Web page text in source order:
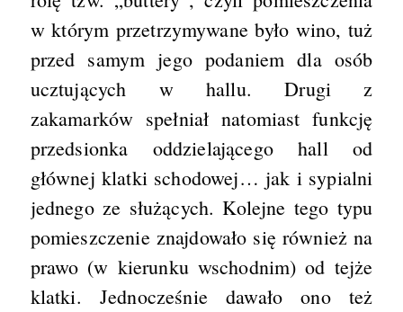
w którym przetrzymywane było wino, tuż
przed samym jego podaniem dla osób
ucztujących w hallu. Drugi z
zakamarków spełniał natomiast funkcję
przedsionka oddzielającego hall od
głównej klatki schodowej… jak i sypialni
jednego ze służących. Kolejne tego typu
pomieszczenie znajdowało się również na
prawo (w kierunku wschodnim) od tejże
klatki. Jednocześnie dawało ono też